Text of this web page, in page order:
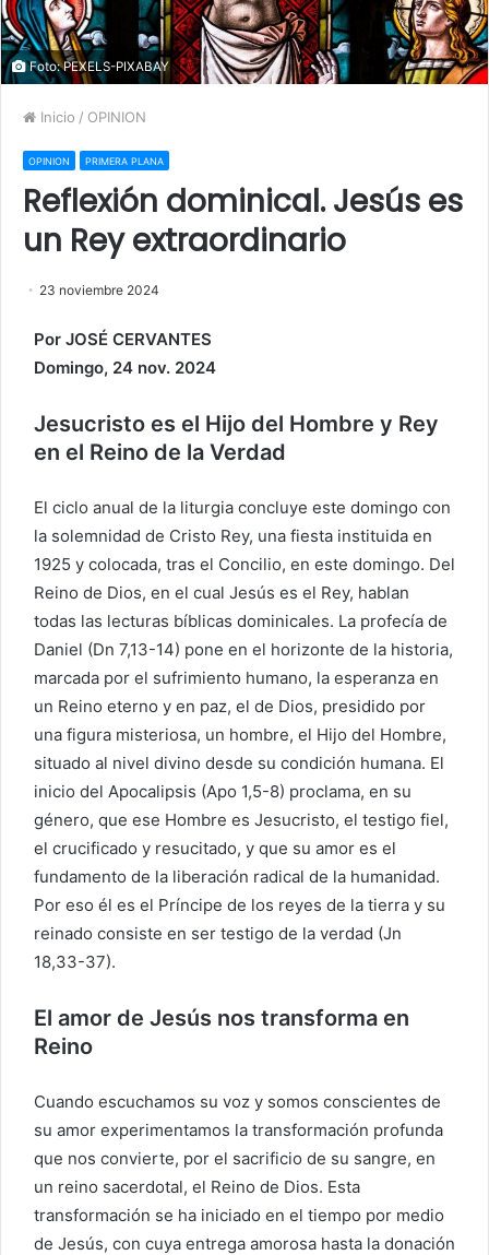
Foto: PEXELS-PIXABAY
Inicio / OPINION
OPINION PRIMERA PLANA
Reflexión dominical. Jesús es
un Rey extraordinario
23 noviembre 2024
Por JOSÉ CERVANTES
Domingo, 24 nov. 2024
Jesucristo es el Hijo del Hombre y Rey
en el Reino de la Verdad
El ciclo anual de la liturgia concluye este domingo con
la solemnidad de Cristo Rey, una fiesta instituida en
1925 y colocada, tras el Concilio, en este domingo. Del
Reino de Dios, en el cual Jesús es el Rey, hablan
todas las lecturas bíblicas dominicales. La profecía de
Daniel (Dn 7,13-14) pone en el horizonte de la historia,
marcada por el sufrimiento humano, la esperanza en
un Reino eterno y en paz, el de Dios, presidido por
una figura misteriosa, un hombre, el Hijo del Hombre,
situado al nivel divino desde su condición humana. El
inicio del Apocalipsis (Apo 1,5-8) proclama, en su
género, que ese Hombre es Jesucristo, el testigo fiel,
el crucificado y resucitado, y que su amor es el
fundamento de la liberación radical de la humanidad.
Por eso él es el Príncipe de los reyes de la tierra y su
reinado consiste en ser testigo de la verdad (Jn
18,33-37).
El amor de Jesús nos transforma en
Reino
Cuando escuchamos su voz y somos conscientes de
su amor experimentamos la transformación profunda
que nos convierte, por el sacrificio de su sangre, en
un reino sacerdotal, el Reino de Dios. Esta
transformación se ha iniciado en el tiempo por medio
de Jesús, con cuya entrega amorosa hasta la donación